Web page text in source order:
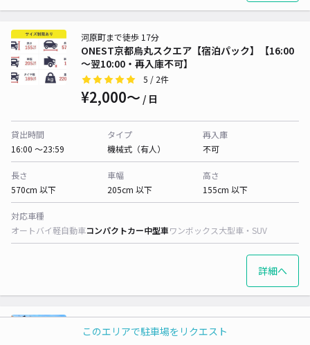
このエリアで駐車場をリクエスト
ONEST京都烏丸スクエア【宿泊パック】【16:00
～翌10:00・再入庫不可】
河原町まで徒歩 17分
5 / 2件
¥2,000〜 / 日
貸出時間
16:00 〜23:59
タイプ
機械式（有人）
再入庫
不可
長さ
570cm 以下
車幅
205cm 以下
高さ
155cm 以下
対応車種
オートバイ軽自動車コンパクトカー中型車ワンボックス大型車・SUV
詳細へ
仁王門駐車場